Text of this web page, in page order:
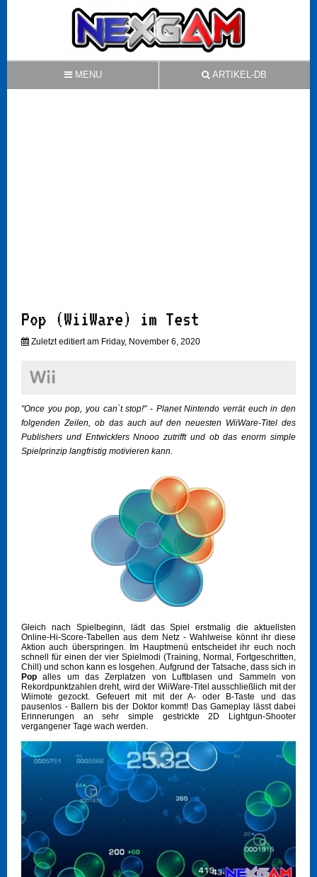
MENU ARTIKEL-DB
Pop (WiiWare) im Test
Zuletzt editiert am Friday, November 6, 2020
"Once you pop, you can´t stop!" - Planet Nintendo verrät euch in den
folgenden Zeilen, ob das auch auf den neuesten WiiWare-Titel des
Publishers und Entwicklers Nnooo zutrifft und ob das enorm simple
Spielprinzip langfristig motivieren kann.
Gleich nach Spielbeginn, lädt das Spiel erstmalig die aktuellsten
Online-Hi-Score-Tabellen aus dem Netz - Wahlweise könnt ihr diese
Aktion auch überspringen. Im Hauptmenü entscheidet ihr euch noch
schnell für einen der vier Spielmodi (Training, Normal, Fortgeschritten,
Chill) und schon kann es losgehen. Aufgrund der Tatsache, dass sich in
Pop alles um das Zerplatzen von Luftblasen und Sammeln von
Rekordpunktzahlen dreht, wird der WiiWare-Titel ausschließlich mit der
Wiimote gezockt. Gefeuert mit mit der A- oder B-Taste und das
pausenlos - Ballern bis der Doktor kommt! Das Gameplay lässt dabei
Erinnerungen an sehr simple gestrickte 2D Lightgun-Shooter
vergangener Tage wach werden.